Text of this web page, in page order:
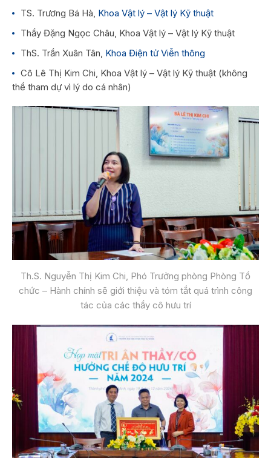
TS. Trương Bá Hà, Khoa Vật lý – Vật lý Kỹ thuật
Thầy Đặng Ngọc Châu, Khoa Vật lý – Vật lý Kỹ thuật
ThS. Trần Xuân Tân, Khoa Điện tử Viễn thông
Cô Lê Thị Kim Chi, Khoa Vật lý – Vật lý Kỹ thuật (không
thể tham dự vì lý do cá nhân)
Th.S. Nguyễn Thị Kim Chi, Phó Trưởng phòng Phòng Tổ
chức – Hành chính sẽ giới thiệu và tóm tắt quá trình công
tác của các thầy cô hưu trí